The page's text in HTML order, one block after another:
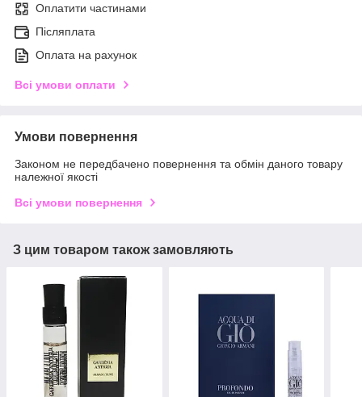
Оплатити частинами
Післяплата
Оплата на рахунок
Всі умови оплати
Умови повернення
Законом не передбачено повернення та обмін даного товару
належної якості
Всі умови повернення
З цим товаром також замовляють